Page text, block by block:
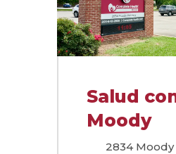
Salud
Moody
2834